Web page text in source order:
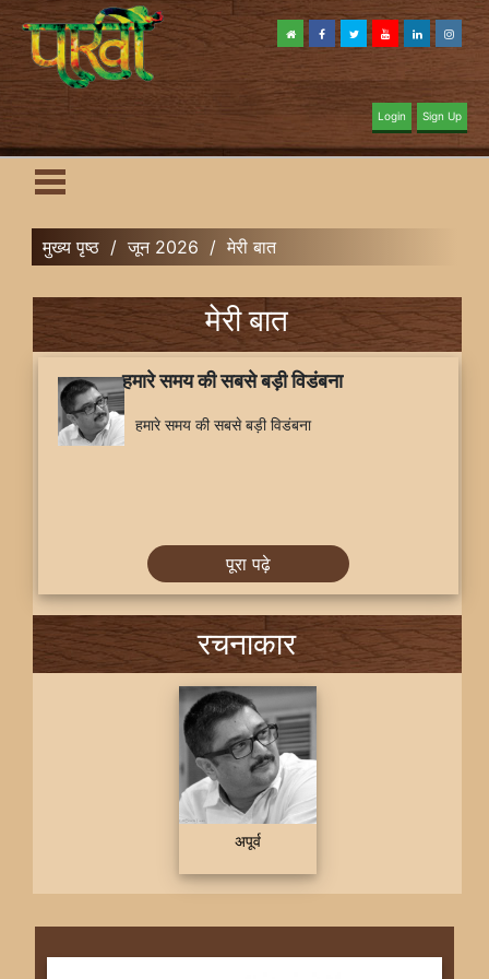
Login Sign Up
मुख्य पृष्ठ / जून 2026 / मेरी बात
मेरी बात
हमारे समय की सबसे बड़ी विडंबना
हमारे समय की सबसे बड़ी विडंबना
पूरा पढ़े
रचनाकार
अपूर्व